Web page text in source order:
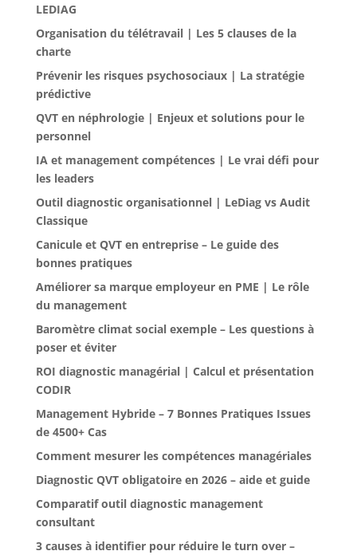
LEDIAG
Organisation du télétravail | Les 5 clauses de la
charte
Prévenir les risques psychosociaux | La stratégie
prédictive
QVT en néphrologie | Enjeux et solutions pour le
personnel
IA et management compétences | Le vrai défi pour
les leaders
Outil diagnostic organisationnel | LeDiag vs Audit
Classique
Canicule et QVT en entreprise – Le guide des
bonnes pratiques
Améliorer sa marque employeur en PME | Le rôle
du management
Baromètre climat social exemple – Les questions à
poser et éviter
ROI diagnostic managérial | Calcul et présentation
CODIR
Management Hybride – 7 Bonnes Pratiques Issues
de 4500+ Cas
Comment mesurer les compétences managériales
Diagnostic QVT obligatoire en 2026 – aide et guide
Comparatif outil diagnostic management
consultant
3 causes à identifier pour réduire le turn over –